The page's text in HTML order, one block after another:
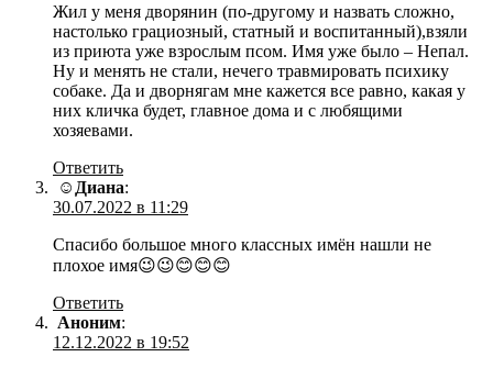
Жил у меня дворянин (по-другому и назвать сложно,
настолько грациозный, статный и воспитанный),взяли
из приюта уже взрослым псом. Имя уже было – Непал.
Ну и менять не стали, нечего травмировать психику
собаке. Да и дворнягам мне кажется все равно, какая у
них кличка будет, главное дома и с любящими
хозяевами.
Ответить
☺Диана:
30.07.2022 в 11:29
Спасибо большое много классных имён нашли не
плохое имя😉😉😊😊😊
Ответить
Аноним:
12.12.2022 в 19:52